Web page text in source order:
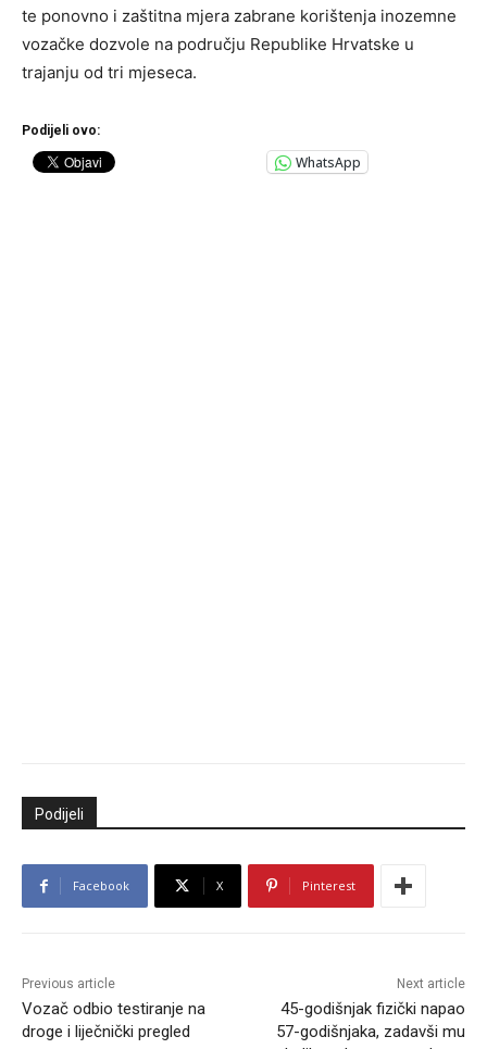
te ponovno i zaštitna mjera zabrane korištenja inozemne
vozačke dozvole na području Republike Hrvatske u
trajanju od tri mjeseca.
Podijeli ovo:
WhatsApp
Podijeli
Facebook X Pinterest
Previous article
Vozač odbio testiranje na
droge i liječnički pregled
Next article
45-godišnjak fizički napao
57-godišnjaka, zadavši mu